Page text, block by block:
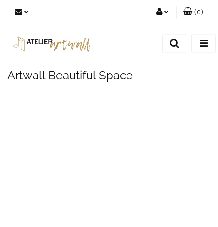
(0)
Artwall Beautiful Space